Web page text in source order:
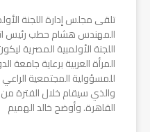
تلقى مجلس إدارة اللجنة
المهندس هشام حطب رئيس
اللجنة الأولمبية المصرية
المرأة العربية برعاية جامعة
للمسؤولية المجتمعية الراعي
القاهرة. وأوضح خالد الهميم